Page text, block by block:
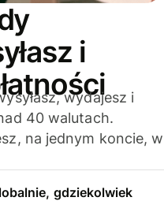
i
wydajesz i
40 walutach.
na jednym koncie, w
gdziekolwiek